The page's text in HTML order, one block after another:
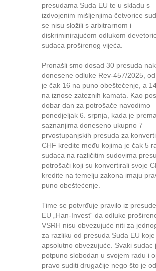
presudama Suda EU te u skladu s
izdvojenim mišljenjima četvorice
se nisu složili s arbitrarnom i
diskriminirajućom odlukom
sudaca proširenog vijeća.
Pronašli smo dosad 30 presuda
donesene odluke Rev-457/2025,
je čak 16 na puno obeštećenje, a
na iznose zateznih kamata. Kao
dobar dan za potrošače navodimo
ponedjeljak 6. srpnja, kada je
saznanjima doneseno ukupno 7
prvostupanjskih presuda za
CHF kredite među kojima je čak 5
sudaca na različitim sudovima
potrošači koji su konvertirali svoje
kredite na temelju zakona imaju
puno obeštećenje.
Time se potvrđuje pravilo iz
EU „Han-Invest“ da odluke
VSRH nisu obvezujuće niti za
za razliku od presuda Suda EU koje
apsolutno obvezujuće. Svaki sudac
potpuno slobodan u svojem radu i
pravo suditi drugačije nego što je